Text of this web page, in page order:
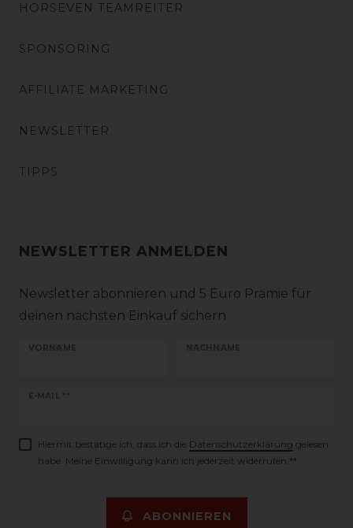
HORSEVEN TEAMREITER
SPONSORING
AFFILIATE MARKETING
NEWSLETTER
TIPPS
NEWSLETTER ANMELDEN
Newsletter abonnieren und 5 Euro Prämie für
deinen nächsten Einkauf sichern
VORNAME NACHNAME
E-MAIL **
Newsletter
Hiermit bestätige ich, dass ich die Daten­schutz­erklärung gelesen
habe. Meine Einwilligung kann ich jederzeit widerrufen.**
ABONNIEREN